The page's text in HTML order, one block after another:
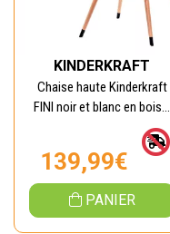
KINDERKRAFT
Chaise haute Kinderkraft
FINI noir et blanc en bois...
139,99€
PANIER